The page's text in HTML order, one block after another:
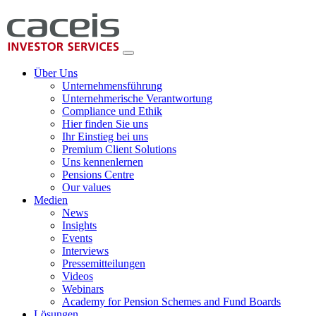
Über Uns
Unternehmensführung
Unternehmerische Verantwortung
Compliance und Ethik
Hier finden Sie uns
Ihr Einstieg bei uns
Premium Client Solutions
Uns kennenlernen
Pensions Centre
Our values
Medien
News
Insights
Events
Interviews
Pressemitteilungen
Videos
Webinars
Academy for Pension Schemes and Fund Boards